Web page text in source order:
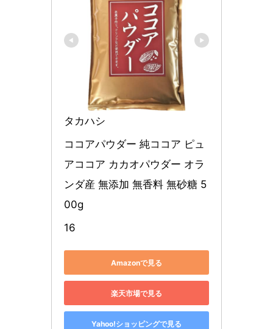
タカハシ
ココアパウダー 純ココア ピュ
アココア カカオパウダー オラ
ンダ産 無添加 無香料 無砂糖 5
00g
16
Amazonで見る
楽天市場で見る
Yahoo!ショッピングで見る